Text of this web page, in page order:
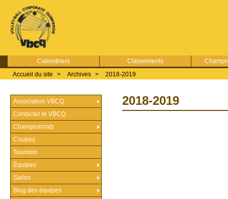
Calendriers Classements
Accueil du site
> Archives > 2018-2019
2018-2019
Association VBCQ
Contacter le VBCQ
Championnats
Coupes
Tournois
Équipes
Salles
Blog des équipes